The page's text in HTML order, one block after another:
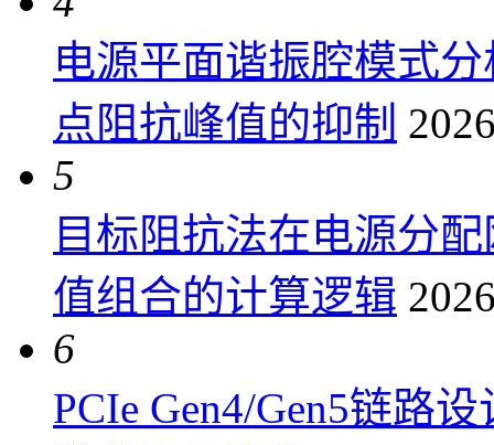
电源平面谐振腔模式
点阻抗峰值的抑制
5
目标阻抗法在电源分
值组合的计算逻辑
6
PCIe Gen4/Gen5链路